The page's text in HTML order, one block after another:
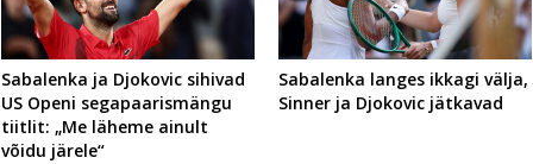
Sabalenka ja Djokovic sihivad
US Openi segapaarismängu
tiitlit: „Me läheme ainult
võidu järele“
Sabalenka langes ikkagi välja,
Sinner ja Djokovic jätkavad